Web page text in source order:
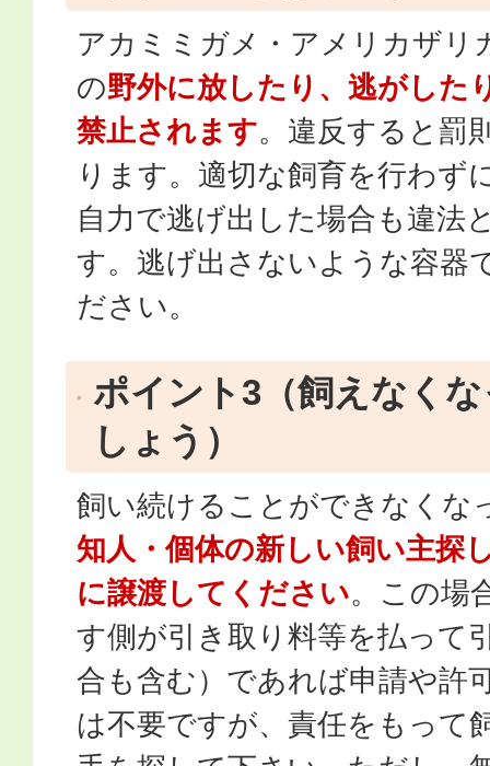
アカミミガメ・アメリカザリ
の野外に放したり、逃がした
禁止されます。違反すると罰
ります。適切な飼育を行わず
自力で逃げ出した場合も違法
す。逃げ出さないような容器
ださい。
ポイント3（飼えなく
しょう）
飼い続けることができなくな
知人・個体の新しい飼い主探
に譲渡してください。この場
す側が引き取り料等を払って
合も含む）であれば申請や許
は不要ですが、責任をもって